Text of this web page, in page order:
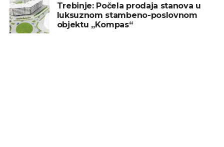
prirodan je dio investicionog procesa. Ulaganje
treba posmatrati kao dugoročan cilj, a ne kao
sredstvo za brzu zaradu. Ključ uspjeha leži u
Trebinje: Počela prodaja stanova u
luksuznom stambeno-poslovnom
objektu „Kompas“